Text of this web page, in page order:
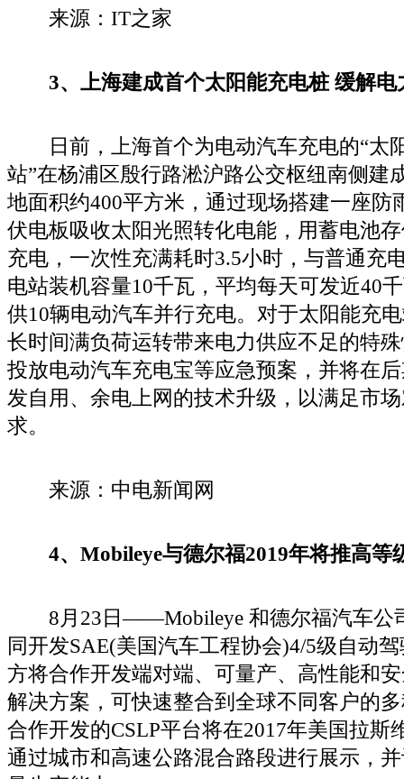
来源：IT之家
3、上海建成首个太阳能充电桩 缓解电
日前，上海首个为电动汽车充电的“太
站”在杨浦区殷行路淞沪路公交枢纽南侧建
地面积约400平方米，通过现场搭建一座防
伏电板吸收太阳光照转化电能，用蓄电池
充电，一次性充满耗时3.5小时，与普通充
电站装机容量10千瓦，平均每天可发近40
供10辆电动汽车并行充电。对于太阳能充
长时间满负荷运转带来电力供应不足的特
投放电动汽车充电宝等应急预案，并将在
发自用、余电上网的技术升级，以满足市
求。
来源：中电新闻网
4、Mobileye与德尔福2019年将推高等
8月23日——Mobileye 和德尔福汽车公
同开发SAE(美国汽车工程协会)4/5级自动
方将合作开发端对端、可量产、高性能和
解决方案，可快速整合到全球不同客户的
合作开发的CSLP平台将在2017年美国拉斯
通过城市和高速公路混合路段进行展示，